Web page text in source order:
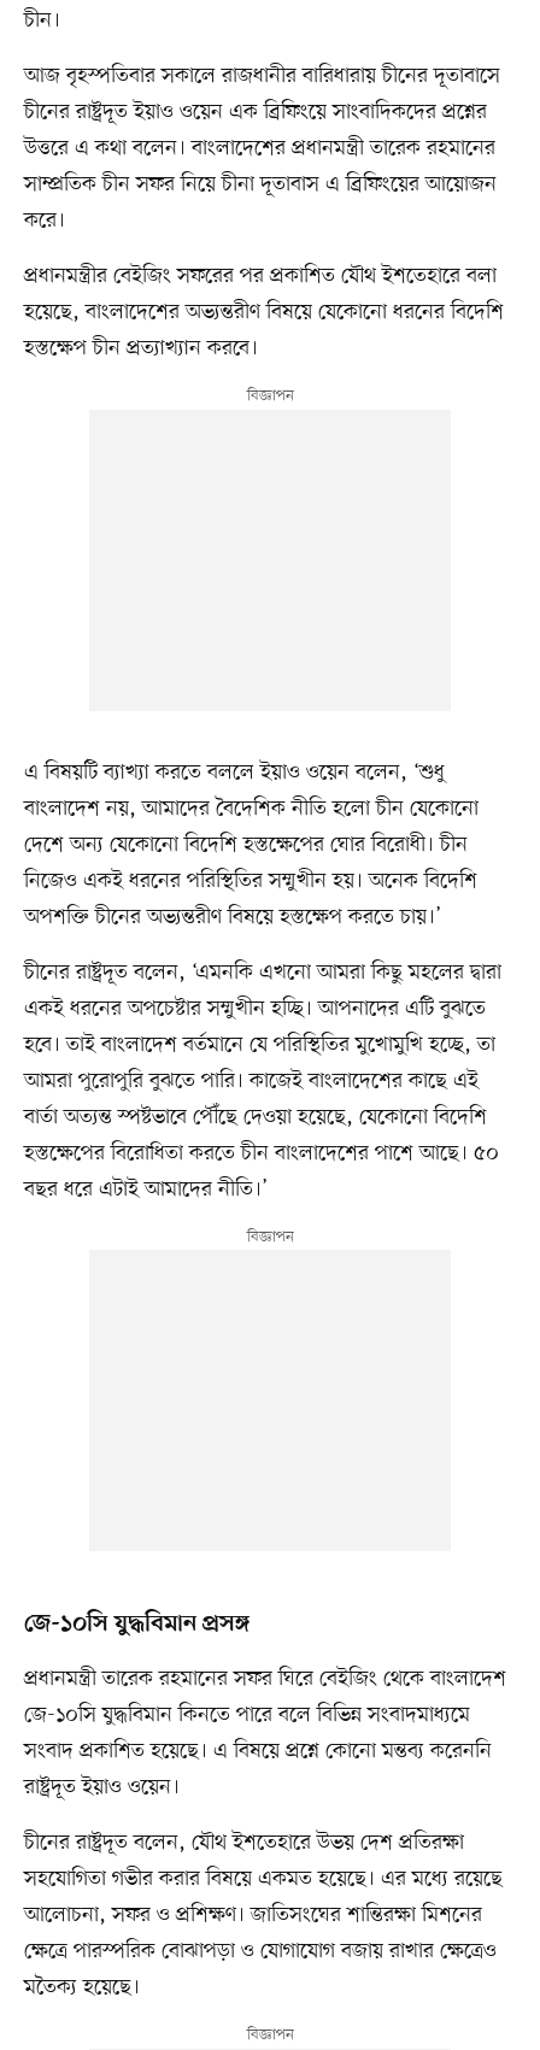
চীন।
আজ বৃহস্পতিবার সকালে রাজধানীর বারিধারায় চীনের দূতাবাসে
চীনের রাষ্ট্রদূত ইয়াও ওয়েন এক ব্রিফিংয়ে সাংবাদিকদের প্রশ্নের
উত্তরে এ কথা বলেন। বাংলাদেশের প্রধানমন্ত্রী তারেক রহমানের
সাম্প্রতিক চীন সফর নিয়ে চীনা দূতাবাস এ ব্রিফিংয়ের আয়োজন
করে।
প্রধানমন্ত্রীর বেইজিং সফরের পর প্রকাশিত যৌথ ইশতেহারে বলা
হয়েছে, বাংলাদেশের অভ্যন্তরীণ বিষয়ে যেকোনো ধরনের বিদেশি
হস্তক্ষেপ চীন প্রত্যাখ্যান করবে।
এ বিষয়টি ব্যাখ্যা করতে বললে ইয়াও ওয়েন বলেন, ‘শুধু
বাংলাদেশ নয়, আমাদের বৈদেশিক নীতি হলো চীন যেকোনো
দেশে অন্য যেকোনো বিদেশি হস্তক্ষেপের ঘোর বিরোধী। চীন
নিজেও একই ধরনের পরিস্থিতির সম্মুখীন হয়। অনেক বিদেশি
অপশক্তি চীনের অভ্যন্তরীণ বিষয়ে হস্তক্ষেপ করতে চায়।’
চীনের রাষ্ট্রদূত বলেন, ‘এমনকি এখনো আমরা কিছু মহলের দ্বারা
একই ধরনের অপচেষ্টার সম্মুখীন হচ্ছি। আপনাদের এটি বুঝতে
হবে। তাই বাংলাদেশ বর্তমানে যে পরিস্থিতির মুখোমুখি হচ্ছে, তা
আমরা পুরোপুরি বুঝতে পারি। কাজেই বাংলাদেশের কাছে এই
বার্তা অত্যন্ত স্পষ্টভাবে পৌঁছে দেওয়া হয়েছে, যেকোনো বিদেশি
হস্তক্ষেপের বিরোধিতা করতে চীন বাংলাদেশের পাশে আছে। ৫০
বছর ধরে এটাই আমাদের নীতি।’
জে-১০সি যুদ্ধবিমান প্রসঙ্গ
প্রধানমন্ত্রী তারেক রহমানের সফর ঘিরে বেইজিং থেকে বাংলাদেশ
জে-১০সি যুদ্ধবিমান কিনতে পারে বলে বিভিন্ন সংবাদমাধ্যমে
সংবাদ প্রকাশিত হয়েছে। এ বিষয়ে প্রশ্নে কোনো মন্তব্য করেননি
রাষ্ট্রদূত ইয়াও ওয়েন।
চীনের রাষ্ট্রদূত বলেন, যৌথ ইশতেহারে উভয় দেশ প্রতিরক্ষা
সহযোগিতা গভীর করার বিষয়ে একমত হয়েছে। এর মধ্যে রয়েছে
আলোচনা, সফর ও প্রশিক্ষণ। জাতিসংঘের শান্তিরক্ষা মিশনের
ক্ষেত্রে পারস্পরিক বোঝাপড়া ও যোগাযোগ বজায় রাখার ক্ষেত্রেও
মতৈক্য হয়েছে।